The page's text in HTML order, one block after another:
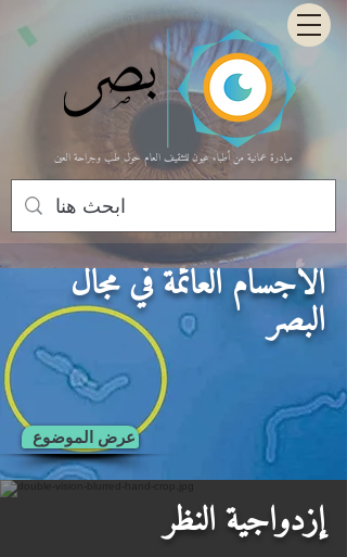
مبادرة عمانية من أطباء عيون للتثقيف العام حول طب وجراحة العين
الأجسام العائمة في مجال
البصر
عرض الموضوع
إزدواجية النظر